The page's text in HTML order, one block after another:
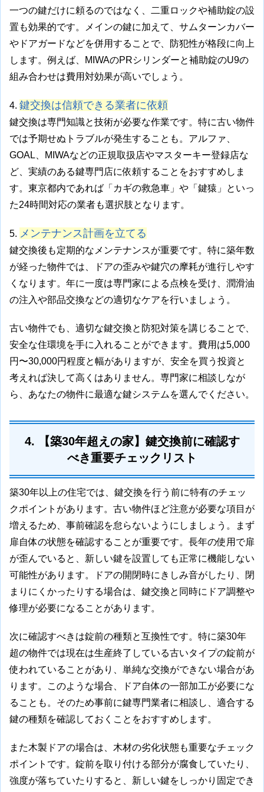
一つの鍵だけに頼るのではなく、二重ロックや補助錠の設
置も効果的です。メインの鍵に加えて、サムターンカバー
やドアガードなどを併用することで、防犯性が格段に向上
します。例えば、MIWAのPRシリンダーと補助錠のU9の
組み合わせは費用対効果が高いでしょう。
4. 鍵交換は信頼できる業者に依頼
鍵交換は専門知識と技術が必要な作業です。特に古い物件
では予期せぬトラブルが発生することも。アルファ、
GOAL、MIWAなどの正規取扱店やマスターキー登録店な
ど、実績のある鍵専門店に依頼することをおすすめしま
す。東京都内であれば「カギの救急車」や「鍵猿」といっ
た24時間対応の業者も選択肢となります。
5. メンテナンス計画を立てる
鍵交換後も定期的なメンテナンスが重要です。特に築年数
が経った物件では、ドアの歪みや鍵穴の摩耗が進行しやす
くなります。年に一度は専門家による点検を受け、潤滑油
の注入や部品交換などの適切なケアを行いましょう。
古い物件でも、適切な鍵交換と防犯対策を講じることで、
安全な住環境を手に入れることができます。費用は5,000
円〜30,000円程度と幅がありますが、安全を買う投資と
考えれば決して高くはありません。専門家に相談しなが
ら、あなたの物件に最適な鍵システムを選んでください。
4. 【築30年超えの家】鍵交換前に確認す
べき重要チェックリスト
築30年以上の住宅では、鍵交換を行う前に特有のチェッ
クポイントがあります。古い物件ほど注意が必要な項目が
増えるため、事前確認を怠らないようにしましょう。まず
扉自体の状態を確認することが重要です。長年の使用で扉
が歪んでいると、新しい鍵を設置しても正常に機能しない
可能性があります。ドアの開閉時にきしみ音がしたり、閉
まりにくかったりする場合は、鍵交換と同時にドア調整や
修理が必要になることがあります。
次に確認すべきは錠前の種類と互換性です。特に築30年
超の物件では現在は生産終了している古いタイプの錠前が
使われていることがあり、単純な交換ができない場合があ
ります。このような場合、ドア自体の一部加工が必要にな
ることも。そのため事前に鍵専門業者に相談し、適合する
鍵の種類を確認しておくことをおすすめします。
また木製ドアの場合は、木材の劣化状態も重要なチェック
ポイントです。錠前を取り付ける部分が腐食していたり、
強度が落ちていたりすると、新しい鍵をしっかり固定でき